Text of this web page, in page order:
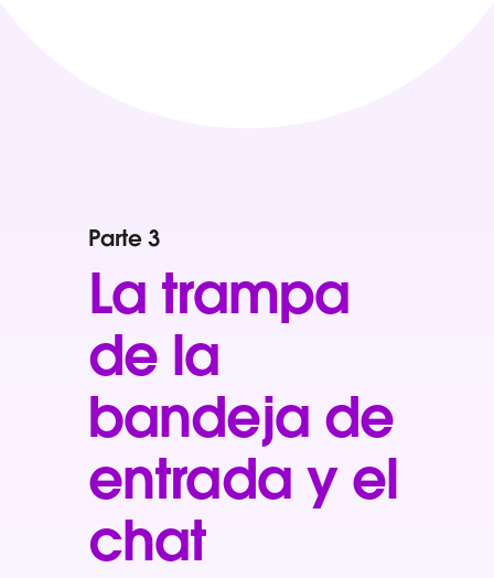
Parte 3
La trampa
de la
bandeja de
entrada y el
chat